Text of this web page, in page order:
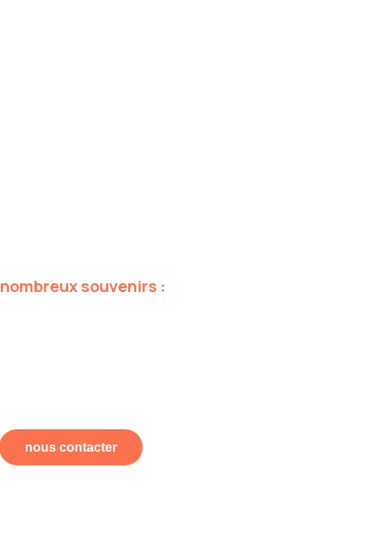
nombreuxsouvenirs :
nous contacter